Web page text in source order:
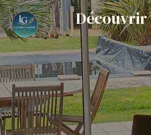
Découvrir